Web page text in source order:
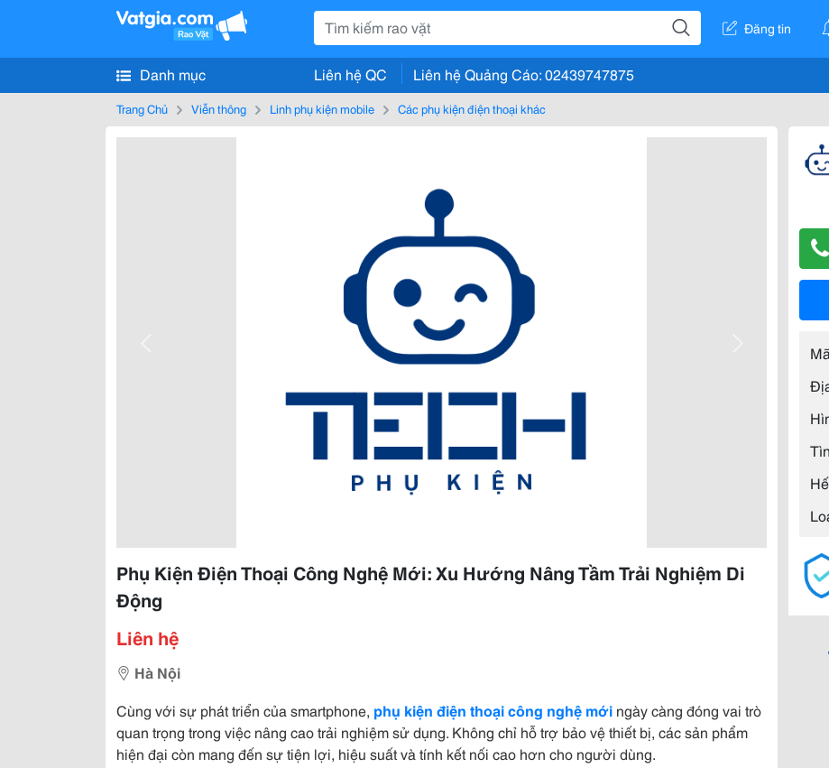
Đăng tin
Danh mục Liên hệ QC Liên hệ Quảng Cáo: 02439747875
Trang Chủ Viễn thông Linh phụ kiện mobile Các phụ kiện điện thoại khác
Phụ Kiện Điện Thoại Công Nghệ Mới: Xu Hướng Nâng Tầm Trải Nghiệm Di
Động
Liên hệ
Hà Nội
Cùng với sự phát triển của smartphone, phụ kiện điện thoại công nghệ mới ngày càng đóng vai trò
quan trọng trong việc nâng cao trải nghiệm sử dụng. Không chỉ hỗ trợ bảo vệ thiết bị, các sản phẩm
hiện đại còn mang đến sự tiện lợi, hiệu suất và tính kết nối cao hơn cho người dùng.